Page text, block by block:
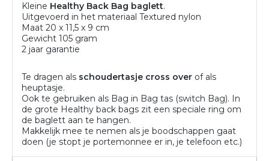
Kleine Healthy Back Bag baglett.
Uitgevoerd in het materiaal Textured nylon
Maat 20 x 11,5 x 9 cm
Gewicht 105 gram
2 jaar garantie
Te dragen als schoudertasje cross over of als
heuptasje.
Ook te gebruiken als Bag in Bag tas (switch Bag). In
de grote Healthy back bags zit een speciale ring om
de baglett aan te hangen.
Makkelijk mee te nemen als je boodschappen gaat
doen (je stopt je portemonnee er in, je telefoon etc.)